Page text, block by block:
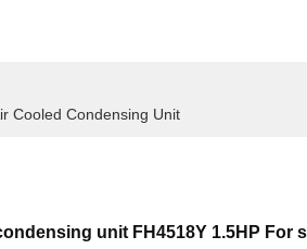
Cooled Condensing Unit
unit FH4518Y 1.5HP For